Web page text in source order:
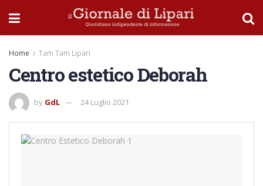
Home Tam Tam Lipari
Centro estetico Deborah
by GdL 24 Luglio 2021